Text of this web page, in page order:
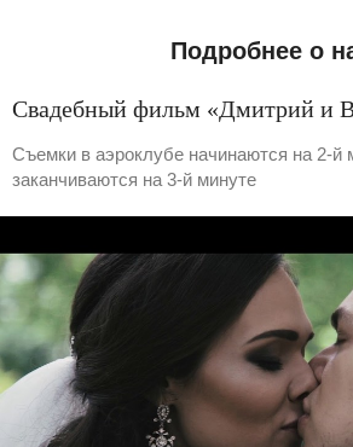
Подробнее о
Свадебный фильм «Дмитрий и
Съемки в аэроклубе начинаются на 2-й
заканчиваются на 3-й минуте